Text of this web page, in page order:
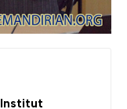
Institut